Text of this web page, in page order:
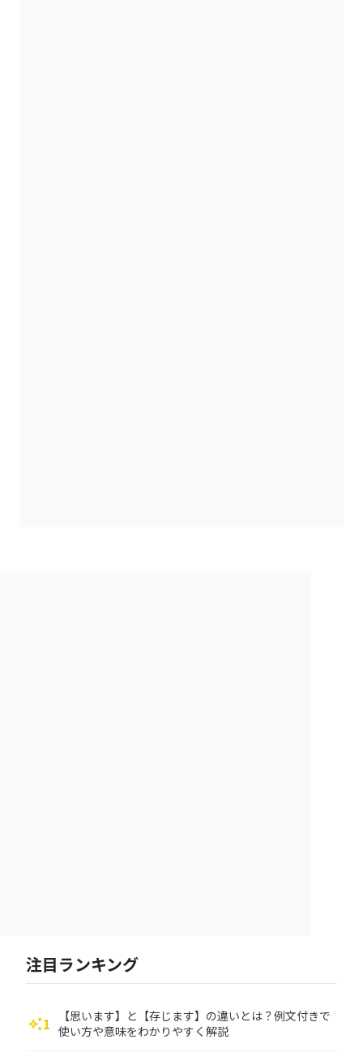
注目ランキング
auto_awesome1
【思います】と【存じます】の違いとは？例文付きで
使い方や意味をわかりやすく解説